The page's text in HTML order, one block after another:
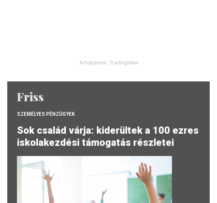
Árfolyamok: TradingView
Friss
SZEMÉLYES PÉNZÜGYEK
Sok család várja: kiderültek a 100 ezres
iskolakezdési támogatás részletei